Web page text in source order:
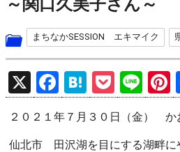
～関口久美子さん～
まちなかSESSION エキマイク
X
F
a
ce
H
at
e
P
o
ck
Li
n
e
２０２１年７月３０日（金） か
仙北市 田沢湖を目にする湖畔に